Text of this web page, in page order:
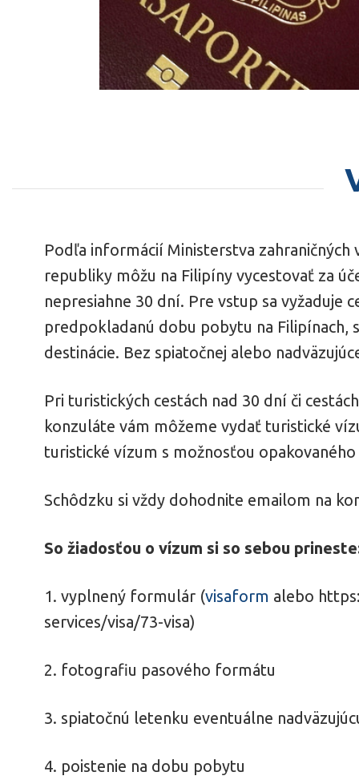
Podľa informácií Ministerstva zahraničných
republiky môžu na Filipíny vycestovať za
nepresiahne 30 dní. Pre vstup sa vyžaduje
predpokladanú dobu pobytu na Filipínach,
destinácie. Bez spiatočnej alebo
Pri turistických cestách nad 30 dní či
konzuláte vám môžeme vydať turistické
turistické vízum s možnosťou
Schôdzku si vždy dohodnite emailom na
So žiadosťou o vízum si so sebou
1. vyplnený formulár (visaform alebo
services/visa/73-visa)
2. fotografiu pasového formátu
3. spiatočnú letenku eventuálne
4. poistenie na dobu pobytu